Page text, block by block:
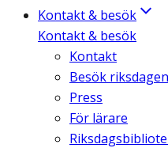
Kontakt & besök
Kontakt & besök
Kontakt
Besök riksdagen
Press
För lärare